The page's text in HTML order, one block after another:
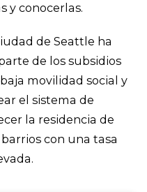
y conocerlas.
de Seattle ha
de los subsidios
movilidad social y
el sistema de
la residencia de
con una tasa